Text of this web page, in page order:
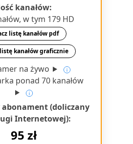
kanałów:
w tym 179 HD
listę kanałów pdf
kanałów graficznie
na żywo
ponad 70 kanałów
abonament (doliczany
Internetowej):
95 zł